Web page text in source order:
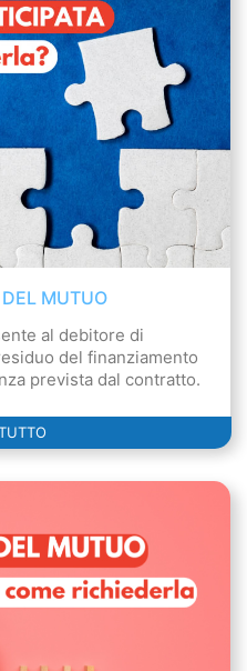
MUTUO
al debitore di
del finanziamento
prevista dal contratto.